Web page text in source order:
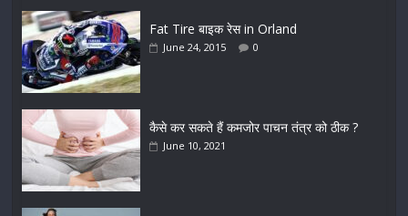
Fat Tire बाइक रेस in Orland
June 24, 2015 0
कैसे कर सकते हैं कमजोर पाचन तंत्र को ठीक ?
June 10, 2021